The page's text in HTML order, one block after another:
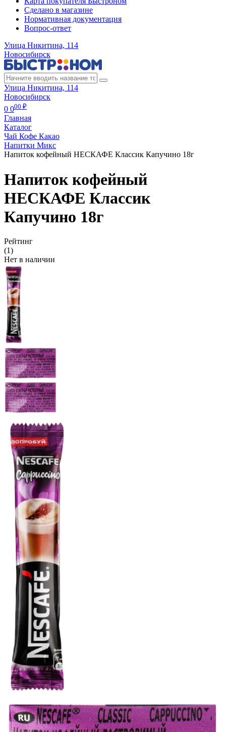
Сделано в магазине
Нормативная документация
Вопрос-ответ
Улица Никитина, 114
Новосибирск
Улица Никитина, 114
Новосибирск
0 000 ₽
Главная
Каталог
Чай Кофе Какао
Напитки Микс
Напиток кофейный НЕСКАФЕ Классик Капучино 18г
Напиток кофейный
НЕСКАФЕ Классик
Капучино 18г
Рейтинг
(1)
Нет в наличии